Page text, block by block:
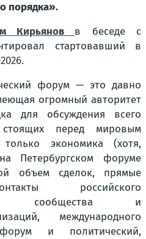
порядка».
Кирьянов в беседе с
стартовавший в
форум — это давно
огромный авторитет
для обсуждения всего
перед мировым
экономика (хотя,
Петербургском форуме
объем сделок, прямые
российского
сообщества и
международного
и политический,